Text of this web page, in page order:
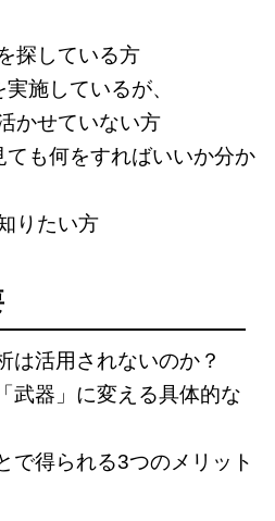
探している方
施しているが、
かせていない方
も何をすればいいか分か
りたい方
活用されないのか？
武器」に変える具体的な
で得られる3つのメリット